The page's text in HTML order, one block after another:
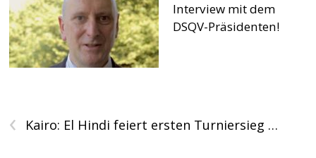
Interview mit dem
DSQV-Präsidenten!
‹ Kairo: El Hindi feiert ersten Turniersieg …